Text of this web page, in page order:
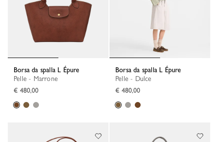
Borsa da spalla L Épure
Pelle - Marrone
€ 480,00
Borsa da spalla L Épure
Pelle - Dulce
€ 480,00